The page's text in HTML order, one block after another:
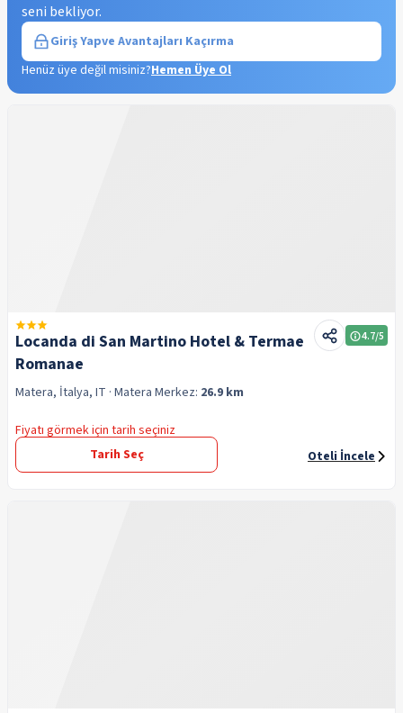
seni bekliyor.
Giriş Yapve Avantajları Kaçırma
Henüz üye değil misiniz?Hemen Üye Ol
Locanda di San Martino Hotel & Termae
Romanae
4.7/5
Matera, İtalya, IT · Matera Merkez: 26.9 km
Fiyatı görmek için tarih seçiniz
Tarih Seç
Oteli İncele